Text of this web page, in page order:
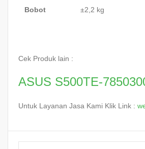
Bobot ±2,2 kg
Cek Produk lain :
ASUS S500TE-
Untuk Layanan Jasa Kami Klik Link :